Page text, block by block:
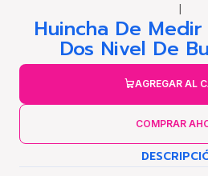
|
Huincha De
Dos Nivel De
AGREGAR AL
COMPRAR